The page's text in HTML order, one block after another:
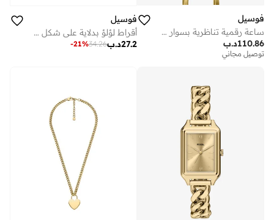
فوسيل
ساعة رقمية تناظرية بسوار ستانلس ستيل
د.ب110.86
توصيل مجاني
فوسيل
أقراط لؤلؤ بدلاية على شكل حرف
د.ب27.2
34.26
-21%